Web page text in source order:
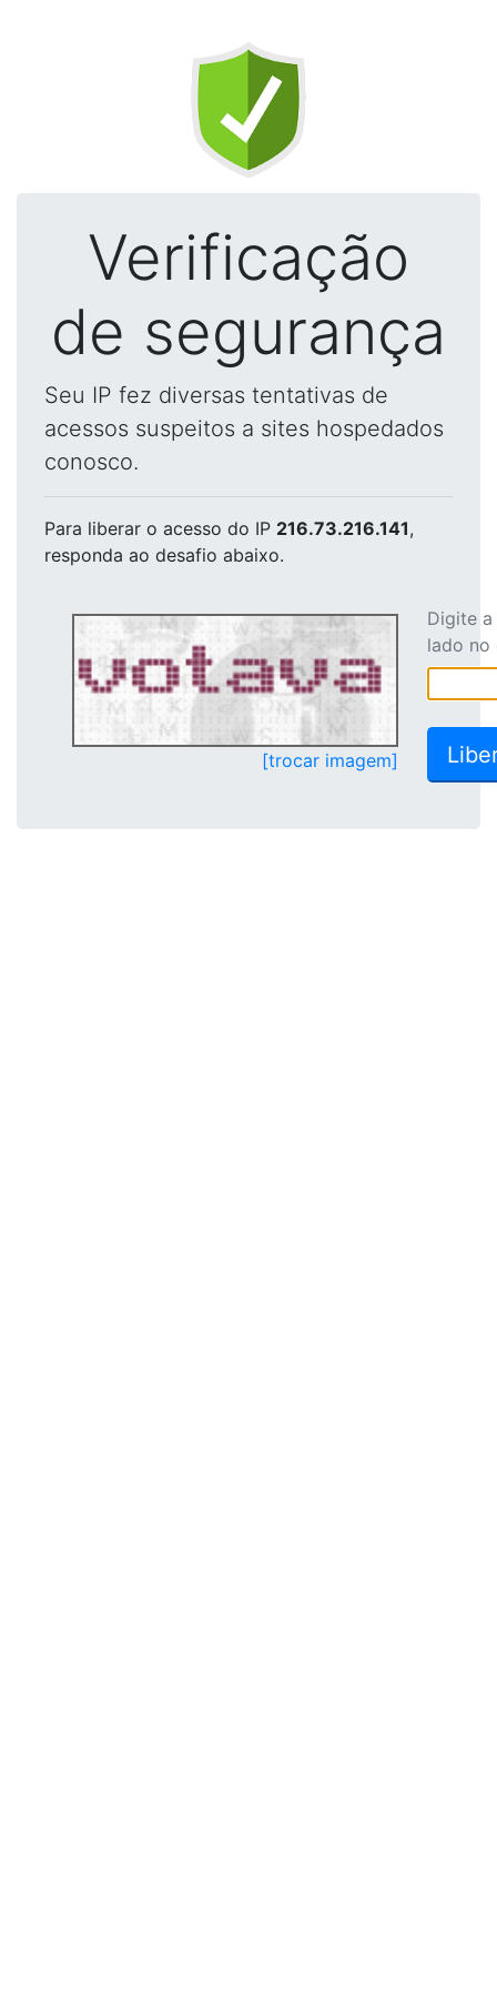
Verificação
de segurança
Seu IP fez diversas tentativas de
acessos suspeitos a sites hospedados
conosco.
Para liberar o acesso do IP 216.73.216.141,
responda ao desafio abaixo.
[trocar imagem]
Digite
lado no